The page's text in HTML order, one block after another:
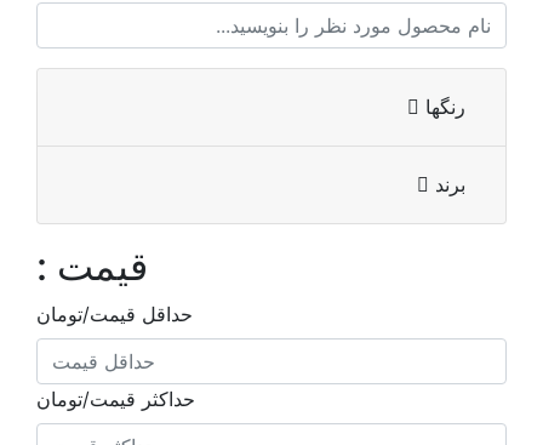
رنگها
برند
قیمت :
حداقل قیمت/تومان
حداکثر قیمت/تومان